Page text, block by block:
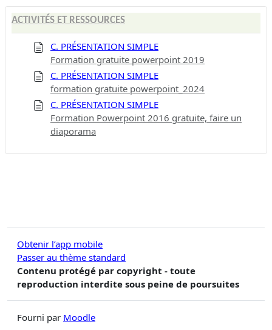
ACTIVITÉS ET RESSOURCES
C. PRÉSENTATION SIMPLE
Formation gratuite powerpoint 2019
C. PRÉSENTATION SIMPLE
formation gratuite powerpoint_2024
C. PRÉSENTATION SIMPLE
Formation Powerpoint 2016 gratuite, faire un
diaporama
Obtenir l’app mobile
Passer au thème standard
Contenu protégé par copyright - toute
reproduction interdite sous peine de poursuites
Fourni par Moodle